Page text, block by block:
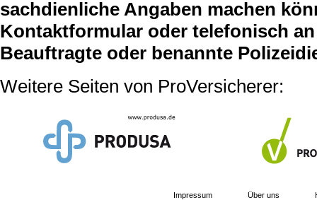
sachdienliche Angaben machen
Kontaktformular oder telefonisch
Beauftragte oder benannte
Weitere Seiten von ProVersicherer:
Impressum Über uns